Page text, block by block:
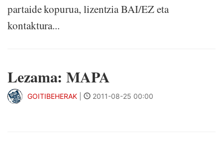
partaide kopurua, lizentzia BAI/EZ eta
kontaktura...
Lezama: MAPA
GOITIBEHERAK 2011-08-25 00:00